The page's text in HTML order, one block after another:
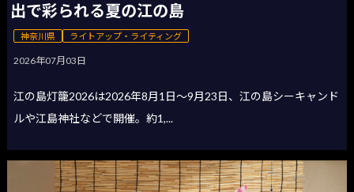
出で彩られる夏の江の島
神奈川県 ライトアップ・ライティング
2026年07月03日
江の島灯籠2026は2026年8月1日〜9月23日、江の島シーキャンド
ルや江島神社などで開催。約1,...